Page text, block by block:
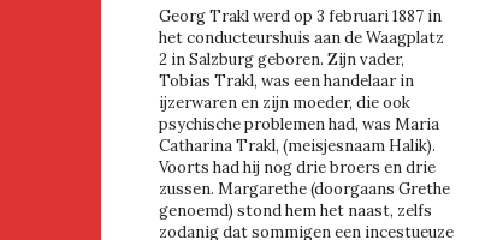
Georg Trakl werd op 3 februari 1887 in
het conducteurshuis aan de Waagplatz
2 in Salzburg geboren. Zijn vader,
Tobias Trakl, was een handelaar in
ijzerwaren en zijn moeder, die ook
psychische problemen had, was Maria
Catharina Trakl, (meisjesnaam Halik).
Voorts had hij nog drie broers en drie
zussen. Margarethe (doorgaans Grethe
genoemd) stond hem het naast, zelfs
zodanig dat sommigen een incestueuze